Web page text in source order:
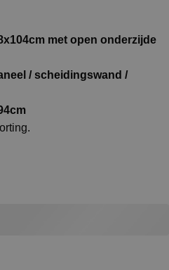
met open onderzijde
/ scheidingswand /